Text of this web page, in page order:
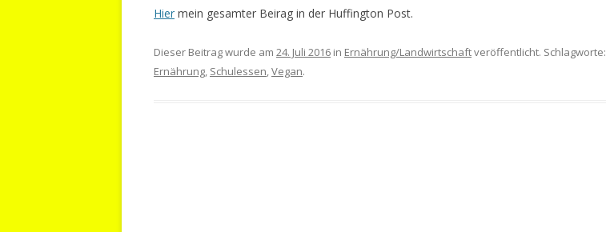
Hier mein gesamter Beirag in der Huffington Post.
Dieser Beitrag wurde am 24. Juli 2016 in Ernährung/Landwirtschaftveröffentlicht. Schlagworte:
Ernährung, Schulessen,Vegan.